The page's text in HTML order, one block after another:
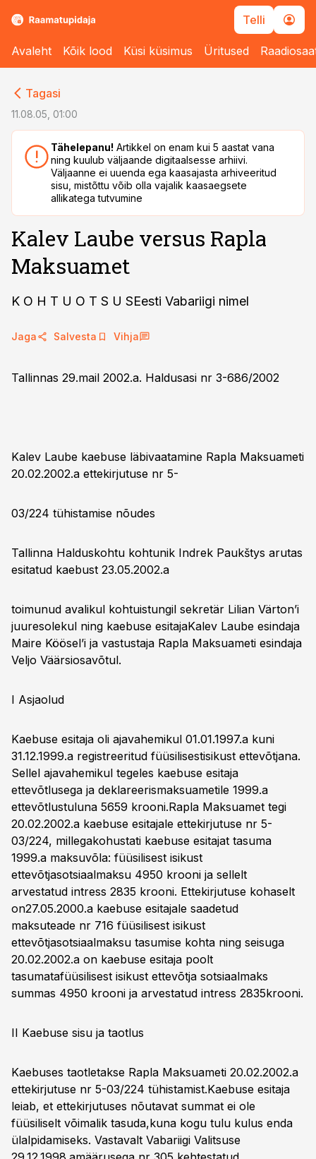
Telli
Avaleht Kõik lood Küsi küsimus Üritused
Tagasi
11.08.05, 01:00
Tähelepanu! Artikkel on enam kui 5 aastat vana
ning kuulub väljaande digitaalsesse arhiivi.
Väljaanne ei uuenda ega kaasajasta arhiveeritud
sisu, mistõttu võib olla vajalik kaasaegsete
allikatega tutvumine
Kalev Laube versus Rapla
Maksuamet
K O H T U O T S U SEesti Vabariigi nimel
Jaga Salvesta Vihja
Tallinnas 29.mail 2002.a. Haldusasi nr 3-686/2002
Kalev Laube kaebuse läbivaatamine Rapla Maksuameti
20.02.2002.a ettekirjutuse nr 5-
03/224 tühistamise nõudes
Tallinna Halduskohtu kohtunik Indrek Paukštys arutas
esitatud kaebust 23.05.2002.a
toimunud avalikul kohtuistungil sekretär Lilian Värton’i
juuresolekul ning kaebuse esitajaKalev Laube esindaja
Maire Köösel’i ja vastustaja Rapla Maksuameti esindaja
Veljo Väärsiosavõtul.
I Asjaolud
Kaebuse esitaja oli ajavahemikul 01.01.1997.a kuni
31.12.1999.a registreeritud füüsilisestisikust ettevõtjana.
Sellel ajavahemikul tegeles kaebuse esitaja
ettevõtlusega ja deklareerismaksuametile 1999.a
ettevõtlustuluna 5659 krooni.Rapla Maksuamet tegi
20.02.2002.a kaebuse esitajale ettekirjutuse nr 5-
03/224, millegakohustati kaebuse esitajat tasuma
1999.a maksuvõla: füüsilisest isikust
ettevõtjasotsiaalmaksu 4950 krooni ja sellelt
arvestatud intress 2835 krooni. Ettekirjutuse kohaselt
on27.05.2000.a kaebuse esitajale saadetud
maksuteade nr 716 füüsilisest isikust
ettevõtjasotsiaalmaksu tasumise kohta ning seisuga
20.02.2002.a on kaebuse esitaja poolt
tasumatafüüsilisest isikust ettevõtja sotsiaalmaks
summas 4950 krooni ja arvestatud intress 2835krooni.
II Kaebuse sisu ja taotlus
Kaebuses taotletakse Rapla Maksuameti 20.02.2002.a
ettekirjutuse nr 5-03/224 tühistamist.Kaebuse esitaja
leiab, et ettekirjutuses nõutavat summat ei ole
füüsiliselt võimalik tasuda,kuna kogu tulu kulus enda
ülalpidamiseks. Vastavalt Vabariigi Valitsuse